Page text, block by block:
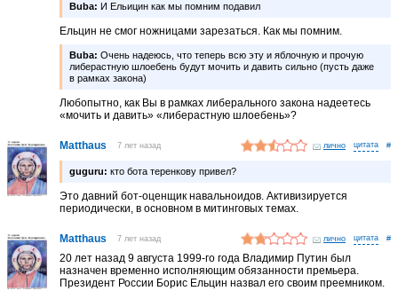
Buba: И Ельицин как мы помним подавил
Ельцин не смог ножницами зарезаться. Как мы помним.
Buba: Очень надеюсь, что теперь всю эту и яблочную и прочую
либерастную шлоебень будут мочить и давить сильно (пусть даже
в рамках закона)
Любопытно, как Вы в рамках либерального закона надеетесь
«мочить и давить» «либерастную шлоебень»?
Matthaus 7 лет назад лично #
guguru: кто бота теренкову привел?
Это давний бот-оценщик навальноидов. Активизируется
периодически, в основном в митинговых темах.
Matthaus 7 лет назад лично #
20 лет назад 9 августа 1999-го года Владимир Путин был
назначен временно исполняющим обязанности премьера.
Президент России Борис Ельцин назвал его своим преемником.